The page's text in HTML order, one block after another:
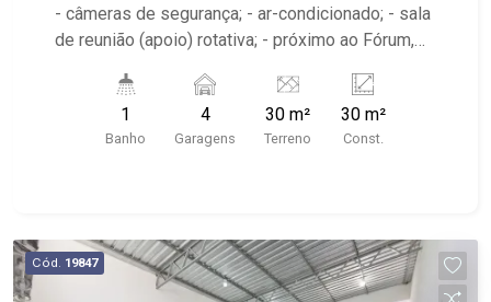
- câmeras de segurança; - ar-condicionado; - sala
de reunião (apoio) rotativa; - próximo ao Fórum,
1
Banho
4
Garagens
30 m²
Terreno
30 m²
Const.
Cód. 19847